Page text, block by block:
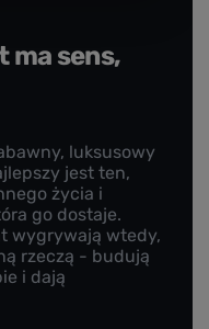
ma sens,
luksusowy
jest ten,
życia i
go dostaje.
wygrywają wtedy,
rzeczą - budują
i dają